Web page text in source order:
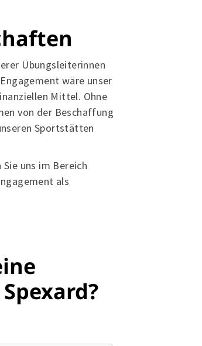
Übungsleiterinnen
wäre unser
Mittel. Ohne
von der Beschaffung
Sportstätten
uns im Bereich
als
e.V.
100